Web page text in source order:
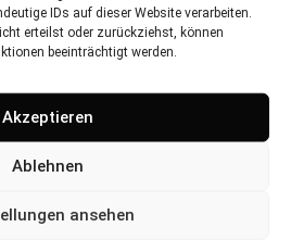
IDs auf dieser Website verarbeiten.
erteilst oder zurückziehst, können
beeinträchtigt werden.
Akzeptieren
Ablehnen
ansehen
& ZÖLIAKIE:
für Eltern